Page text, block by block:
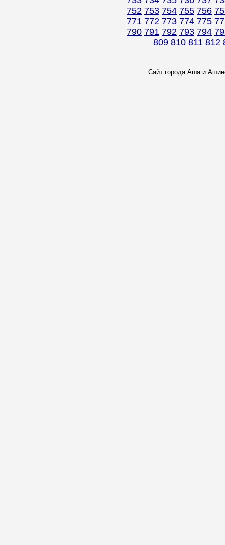
752 753 754 755 756
771 772 773 774 775
790 791 792 793 794
809 810 811 812
Сайт города Аша и